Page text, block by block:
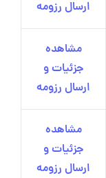
ارسال رزومه
مشاهده
جزئیات و
ارسال رزومه
مشاهده
جزئیات و
ارسال رزومه